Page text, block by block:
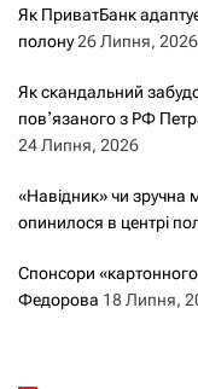
Як ПриватБанк
полону26 Липня, 2026
Як скандальний
повʼязаного з РФ
24 Липня, 2026
«Навідник» чи зручна
опинилося в центрі
Спонсори
Федорова 18 Липня,